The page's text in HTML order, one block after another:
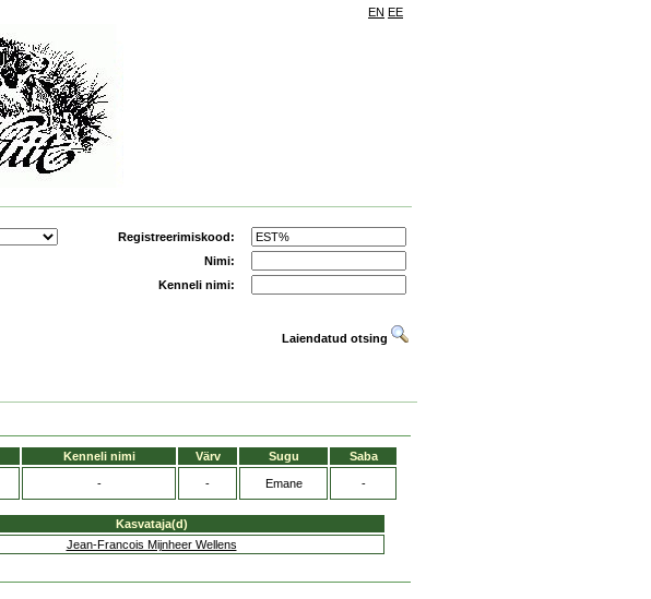
EN EE
Registreerimiskood:
Nimi:
Kenneli nimi:
Laiendatud otsing
Kenneli nimi Värv Sugu Saba
- - Emane -
Kasvataja(d)
Jean-Francois Mijnheer Wellens